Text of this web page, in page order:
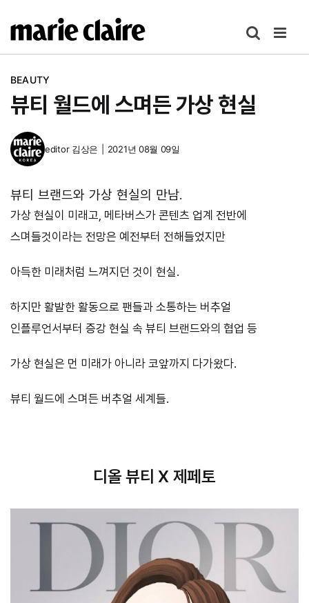
텐
BEAUTY
뷰티 월드에 스며든 가상 현실
editor 김상은 2021년 08월 09일
뷰티 브랜드와 가상 현실의 만남.
가상 현실이 미래고, 메타버스가 콘텐츠 업계 전반에
스며들것이라는 전망은 예전부터 전해들었지만
아득한 미래처럼 느껴지던 것이 현실.
하지만 활발한 활동으로 팬들과 소통하는 버추얼
인플루언서부터 증강 현실 속 뷰티 브랜드와의 협업 등
가상 현실은 먼 미래가 아니라 코앞까지 다가왔다.
뷰티 월드에 스며든 버추얼 세계들.
디올 뷰티 X 제페토